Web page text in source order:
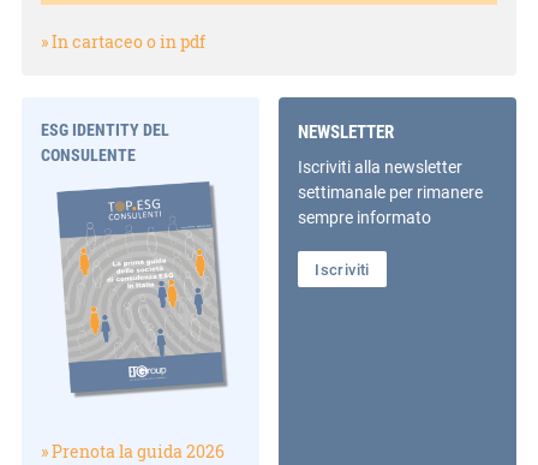
» In cartaceo o in pdf
ESG IDENTITY DEL
CONSULENTE
» Prenota la guida 2026
NEWSLETTER
Iscriviti alla newsletter
settimanale per rimanere
sempre informato
Iscriviti